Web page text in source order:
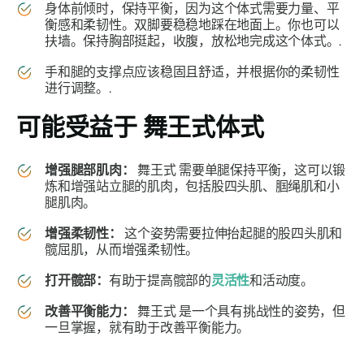
身体前倾时，保持平衡，因为这个体式需要力量、平
衡感和柔韧性。双脚要稳稳地踩在地面上。你也可以
扶墙。保持胸部挺起，收腹，放松地完成这个体式。.
手和腿的支撑点应该稳固且舒适，并根据你的柔韧性
进行调整。.
可能受益于 舞王式体式
增强腿部肌肉： 舞王式 需要单腿保持平衡，这可以锻
炼和增强站立腿的肌肉，包括股四头肌、腘绳肌和小
腿肌肉。
增强柔韧性：
这个姿势需要拉伸抬起腿的股四头肌和
髋屈肌，从而增强柔韧性。
打开髋部： 有助于提高髋部的灵活性和活动度。
改善平衡能力：
舞王式是一个具有挑战性的姿势，但
一旦掌握，就有助于改善平衡能力。